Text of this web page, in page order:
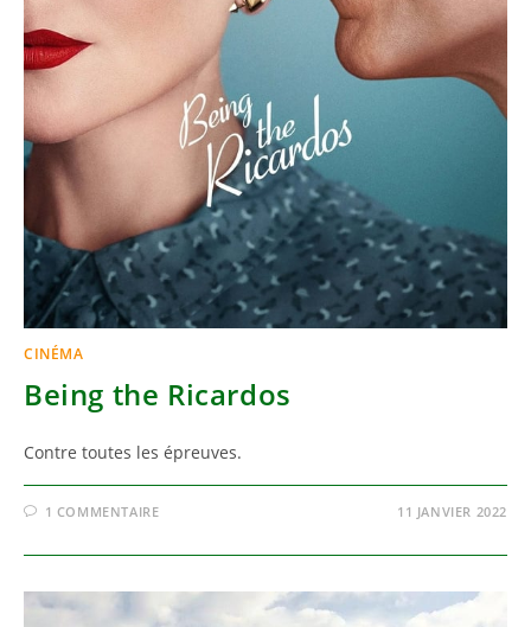
CINÉMA
Being the Ricardos
Contre toutes les épreuves.
1 COMMENTAIRE 11 JANVIER 2022